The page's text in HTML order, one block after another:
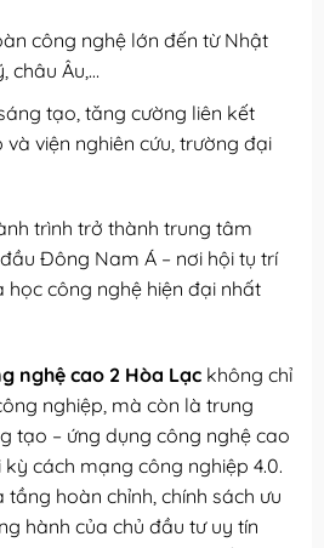
công nghệ lớn đến từ Nhật
châu Âu,…
tạo, tăng cường liên kết
viện nghiên cứu, trường đại
trình trở thành trung tâm
Đông Nam Á – nơi hội tụ trí
công nghệ hiện đại nhất
nghệ cao 2 Hòa Lạc không chỉ
nghiệp, mà còn là trung
tạo – ứng dụng công nghệ cao
cách mạng công nghiệp 4.0.
tầng hoàn chỉnh, chính sách ưu
hành của chủ đầu tư uy tín